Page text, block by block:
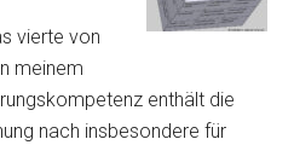
vierte von
meinem
enthält die
nach insbesondere für